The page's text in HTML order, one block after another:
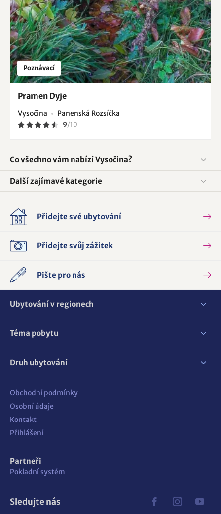
Poznávací
Pramen Dyje
Vysočina Panenská Rozsíčka
9/10
Co všechno vám nabízí Vysočina?
Další zajímavé kategorie
Přidejte své ubytování
Přidejte svůj zážitek
Pište pro nás
Ubytování v regionech
Téma pobytu
Druh ubytování
Obchodní podmínky
Osobní údaje
Kontakt
Přihlášení
Partneři
Pokladní systém
Sledujte nás